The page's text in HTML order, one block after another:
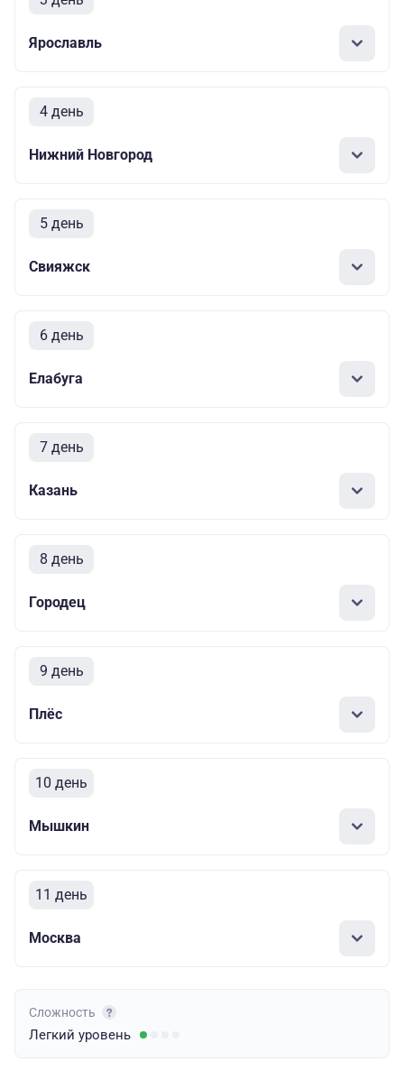
Ярославль
4 день
Нижний Новгород
5 день
Свияжск
6 день
Елабуга
7 день
Казань
8 день
Городец
9 день
Плёс
10 день
Мышкин
11 день
Москва
Сложность
Легкий уровень